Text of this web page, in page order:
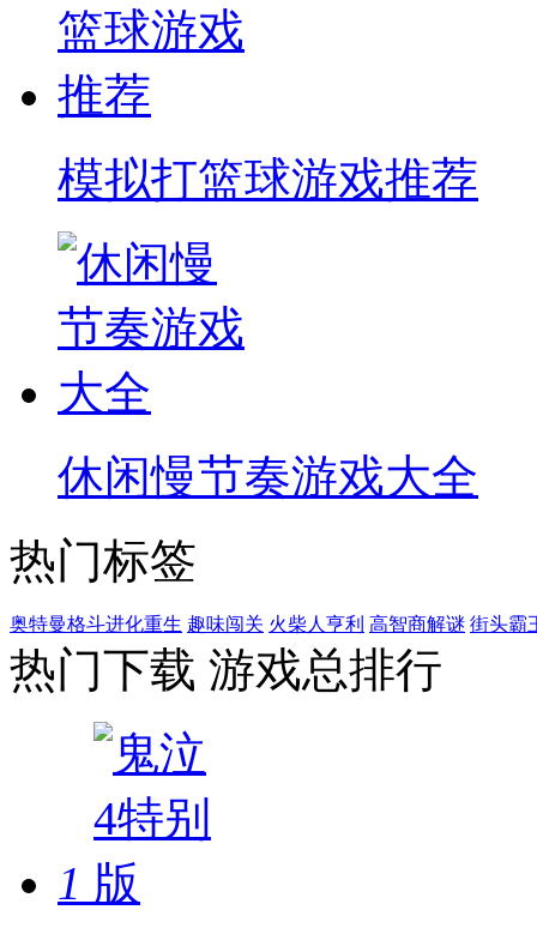
模拟打篮球游戏推荐
休闲慢节奏游戏大全
热门标签
奥特曼格斗进化重生 趣味闯关 火柴人亨利 高智商解谜 街头霸
热门下载 游戏总排行
1